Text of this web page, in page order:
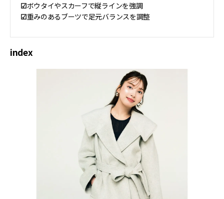
☑︎ボウタイやスカーフで縦ラインを強調
☑︎重みのあるブーツで足元バランスを調整
index